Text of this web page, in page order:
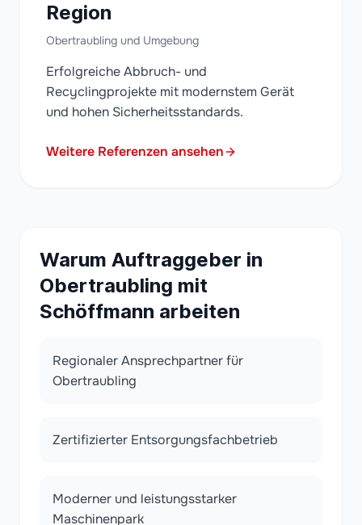
Region
Obertraubling und Umgebung
Erfolgreiche Abbruch- und
Recyclingprojekte mit modernstem Gerät
und hohen Sicherheitsstandards.
Weitere Referenzen ansehen
Warum Auftraggeber in
Obertraubling mit
Schöffmann arbeiten
Regionaler Ansprechpartner für
Obertraubling
Zertifizierter Entsorgungsfachbetrieb
Moderner und leistungsstarker
Maschinenpark